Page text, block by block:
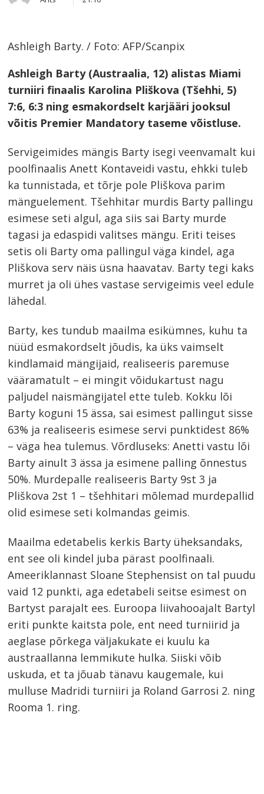
Ashleigh Barty. / Foto: AFP/Scanpix
Ashleigh Barty (Austraalia, 12) alistas Miami
turniiri finaalis Karolina Pliškova (Tšehhi, 5)
7:6, 6:3 ning esmakordselt karjääri jooksul
võitis Premier Mandatory taseme võistluse.
Servigeimides mängis Barty isegi veenvamalt kui
poolfinaalis Anett Kontaveidi vastu, ehkki tuleb
ka tunnistada, et tõrje pole Pliškova parim
mänguelement. Tšehhitar murdis Barty pallingu
esimese seti algul, aga siis sai Barty murde
tagasi ja edaspidi valitses mängu. Eriti teises
setis oli Barty oma pallingul väga kindel, aga
Pliškova serv näis üsna haavatav. Barty tegi kaks
murret ja oli ühes vastase servigeimis veel edule
lähedal.
Barty, kes tundub maailma esikümnes, kuhu ta
nüüd esmakordselt jõudis, ka üks vaimselt
kindlamaid mängijaid, realiseeris paremuse
vääramatult – ei mingit võidukartust nagu
paljudel naismängijatel ette tuleb. Kokku lõi
Barty koguni 15 ässa, sai esimest pallingut sisse
63% ja realiseeris esimese servi punktidest 86%
– väga hea tulemus. Võrdluseks: Anetti vastu lõi
Barty ainult 3 ässa ja esimene palling õnnestus
50%. Murdepalle realiseeris Barty 9st 3 ja
Pliškova 2st 1 – tšehhitari mõlemad murdepallid
olid esimese seti kolmandas geimis.
Maailma edetabelis kerkis Barty üheksandaks,
ent see oli kindel juba pärast poolfinaali.
Ameeriklannast Sloane Stephensist on tal puudu
vaid 12 punkti, aga edetabeli seitse esimest on
Bartyst parajalt ees. Euroopa liivahooajalt Bartyl
eriti punkte kaitsta pole, ent need turniirid ja
aeglase põrkega väljakukate ei kuulu ka
austraallanna lemmikute hulka. Siiski võib
uskuda, et ta jõuab tänavu kaugemale, kui
mulluse Madridi turniiri ja Roland Garrosi 2. ning
Rooma 1. ring.